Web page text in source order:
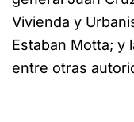
Vivienda y
Estaban Motta; y
entre otras